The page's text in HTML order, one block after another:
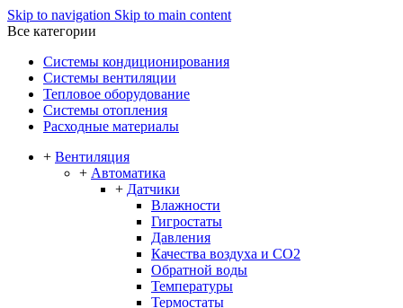
Skip to navigation Skip to main content
Все категории
Системы кондиционирования
Системы вентиляции
Тепловое оборудование
Системы отопления
Расходные материалы
+ Вентиляция
+ Автоматика
+ Датчики
Влажности
Гигростаты
Давления
Качества воздуха и CO2
Обратной воды
Температуры
Термостаты